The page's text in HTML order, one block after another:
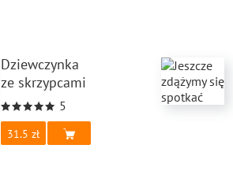
Dziewczynka
ze skrzypcami
5
31.5